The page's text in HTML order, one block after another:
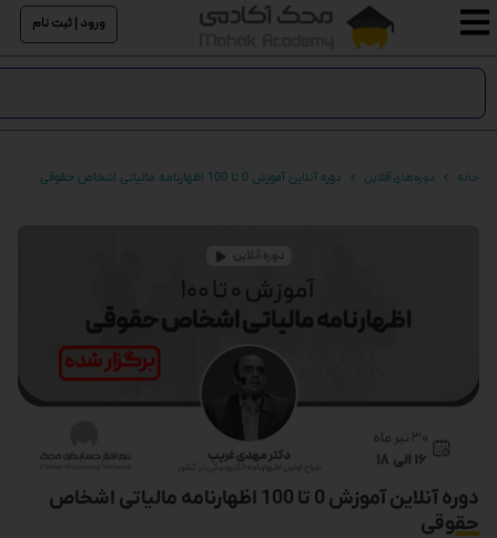
ورود | ثبت نام
خانه دوره های آفلاین دوره آنلاین آموزش 0 تا 100 اظهارنامه مالیاتی اشخاص حقوقی
دوره آنلاین آموزش 0 تا 100 اظهارنامه مالیاتی اشخاص
حقوقی